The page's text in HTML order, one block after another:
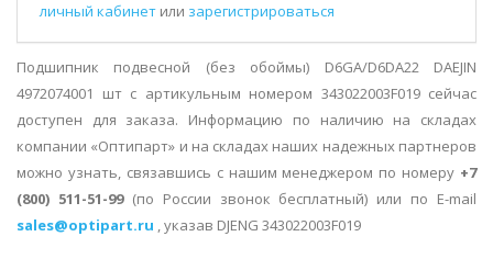
личный кабинет или зарегистрироваться
Подшипник подвесной (без обоймы) D6GA/D6DA22 DAEJIN
4972074001 шт с артикульным номером 343022003F019 сейчас
доступен для заказа. Информацию по наличию на складах
компании «Оптипарт» и на складах наших надежных партнеров
можно узнать, связавшись с нашим менеджером по номеру +7
(800) 511-51-99(по России звонок бесплатный) или по E-mail
sales@optipart.ru , указав DJENG 343022003F019